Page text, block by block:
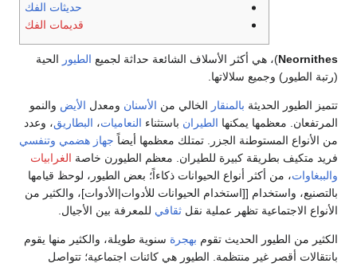
حديثات الفك
قديمات الفك
)، هي أكثر الأسلاف الشائعة حداثة لجميعالطيورالحية
الطيور) وجميع سلالاتها.
الطيور الحديثةبالمنقارالخالي من الأسنانومعدلالأيضوالنمو
معظمها يمكنهاالطيرانباستثناءالنعاميات،البطاريق، وعدد
الأنواع المستوطنة الجزر. تمتلك معظمها أيضاً جهاز هضمي وتنفسي
متكيف بطريقة كبيرة للطيران. معظم الطيورن خاصةالغرابيات
، من أكثر أنواع الحيوانات ذكاءاً؛ بعض الطيور، لوحظ قيامها
واستخدام [[استخدام الحيوانات للأدوات|الأدوات]، والكثير من
الاجتماعية تظهر عملية نقل ثقافيللمعرفة بين الأجيال.
من الطيور الحديث تقوم بهجرةسنوية طويلة، والكثير منها يقوم
أقصر غير منتظمة. الطيور هي كائنات اجتماعية؛ تتواصل